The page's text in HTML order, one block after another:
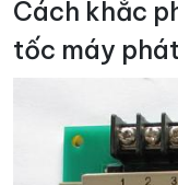
Cách khắc
tốc máy